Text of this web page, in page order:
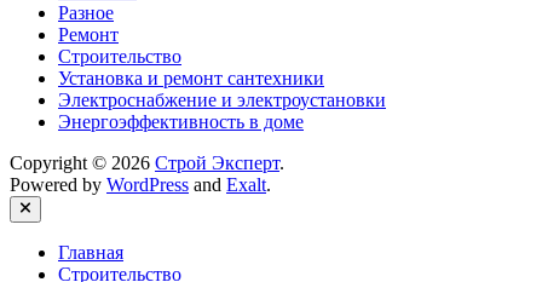
Разное
Ремонт
Строительство
Установка и ремонт сантехники
Электроснабжение и электроустановки
Энергоэффективность в доме
Copyright © 2026 Строй Эксперт.
Powered by WordPress and Exalt.
Close
Главная
Строительство